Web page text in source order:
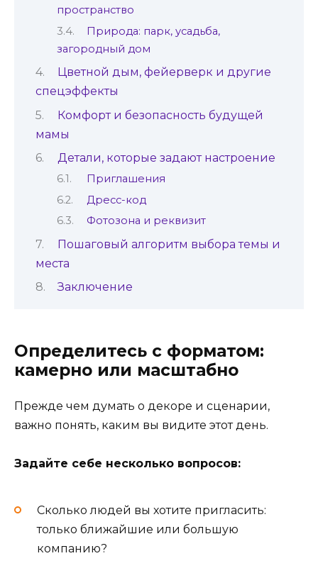
пространство
Природа: парк, усадьба,
загородный дом
Цветной дым, фейерверк и другие
спецэффекты
Комфорт и безопасность будущей
мамы
Детали, которые задают настроение
Приглашения
Дресс-код
Фотозона и реквизит
Пошаговый алгоритм выбора темы и
места
Заключение
Определитесь с форматом:
камерно или масштабно
Прежде чем думать о декоре и сценарии,
важно понять, каким вы видите этот день.
Задайте себе несколько вопросов:
Сколько людей вы хотите пригласить:
только ближайшие или большую
компанию?